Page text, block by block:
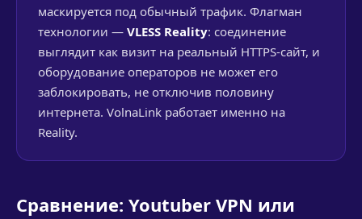
маскируется под обычный трафик. Флагман
технологии — VLESS Reality: соединение
выглядит как визит на реальный HTTPS-сайт, и
оборудование операторов не может его
заблокировать, не отключив половину
интернета. VolnaLink работает именно на
Reality.
Сравнение: Youtuber VPN или